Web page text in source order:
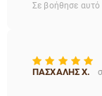
Σε βοήθησε αυτό
ΠΑΣΧΑΛΗΣ Χ.